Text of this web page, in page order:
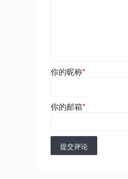
你的昵称*
你的邮箱*
提交评论